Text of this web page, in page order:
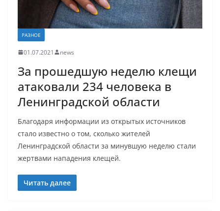
РАЗНОЕ
01.07.2021 news
За прошедшую неделю клещи
атаковали 234 человека в
Ленинградской области
Благодаря информации из открытых источников
стало известно о том, сколько жителей
Ленинградской области за минувшую неделю стали
жертвами нападения клещей.
Читать далее